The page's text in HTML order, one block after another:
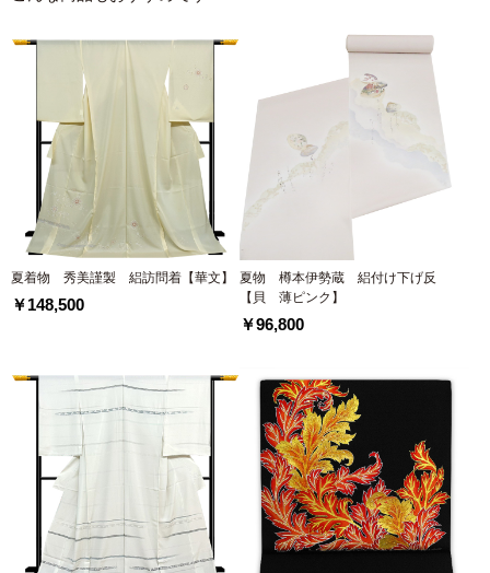
夏着物 秀美謹製 絽訪問着【華文】
￥148,500
夏物 樽本伊勢蔵 絽付け下げ反
【貝 薄ピンク】
￥96,800